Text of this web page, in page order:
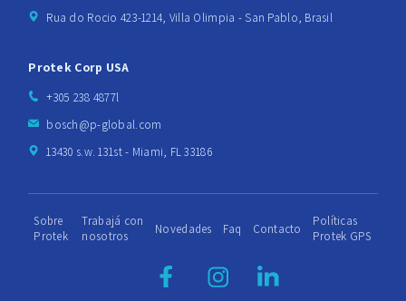
Rua do Rocio 423-1214, Villa Olimpia - San Pablo, Brasil
Protek Corp USA
+305 238 4877l
bosch@p-global.com
13430 s.w. 131st - Miami, FL 33186
Sobre
Protek
Trabajá con
nosotros
Novedades Faq Contacto
Políticas
Protek GPS